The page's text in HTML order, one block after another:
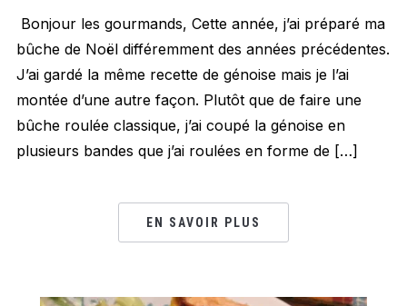
Bonjour les gourmands, Cette année, j’ai préparé ma
bûche de Noël différemment des années précédentes.
J’ai gardé la même recette de génoise mais je l’ai
montée d’une autre façon. Plutôt que de faire une
bûche roulée classique, j’ai coupé la génoise en
plusieurs bandes que j’ai roulées en forme de […]
EN SAVOIR PLUS